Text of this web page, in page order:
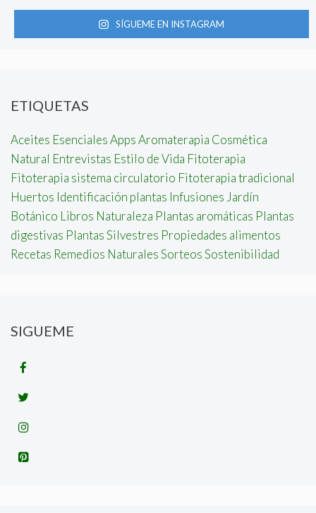
SÍGUEME EN INSTAGRAM
ETIQUETAS
Aceites EsencialesAppsAromaterapia Cosmética
Natural Entrevistas Estilo de Vida Fitoterapia
Fitoterapia sistema circulatorio Fitoterapia tradicional
Huertos Identificación plantas Infusiones Jardín
Botánico Libros Naturaleza Plantas aromáticas Plantas
digestivas Plantas Silvestres Propiedades alimentos
Recetas Remedios NaturalesSorteosSostenibilidad
SIGUEME